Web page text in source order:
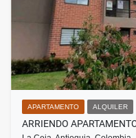
APARTAMENTO ALQUILER
ARRIENDO